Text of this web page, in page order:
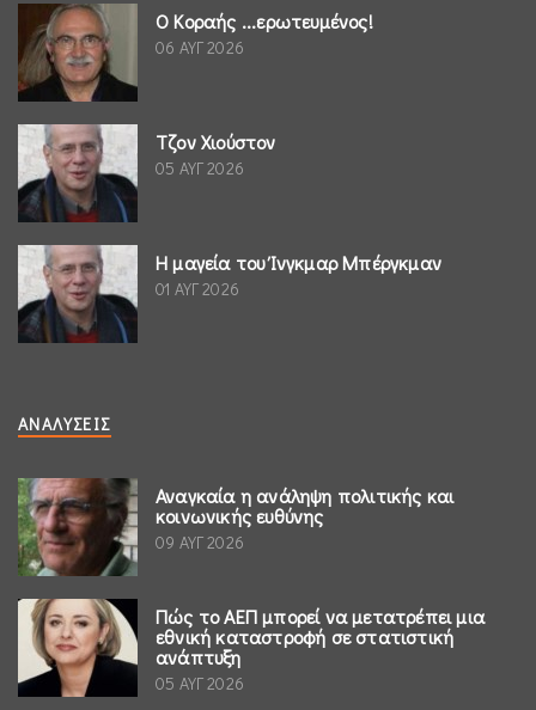
Ο Κοραής ...ερωτευμένος!
06 ΑΥΓ 2026
Τζον Χιούστον
05 ΑΥΓ 2026
Η μαγεία του Ίνγκμαρ Μπέργκμαν
01 ΑΥΓ 2026
ΑΝΑΛΎΣΕΙΣ
Αναγκαία η ανάληψη πολιτικής και
κοινωνικής ευθύνης
09 ΑΥΓ 2026
Πώς το ΑΕΠ μπορεί να μετατρέπει μια
εθνική καταστροφή σε στατιστική
ανάπτυξη
05 ΑΥΓ 2026